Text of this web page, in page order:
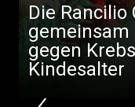
Die
gemeinsam
gegen
Kindesalter